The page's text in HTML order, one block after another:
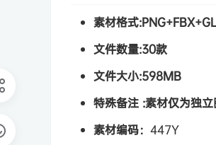
素材格式:
文件数量:30款
文件大小:598MB
特殊备注 :素材仅为独
素材编码： 447Y